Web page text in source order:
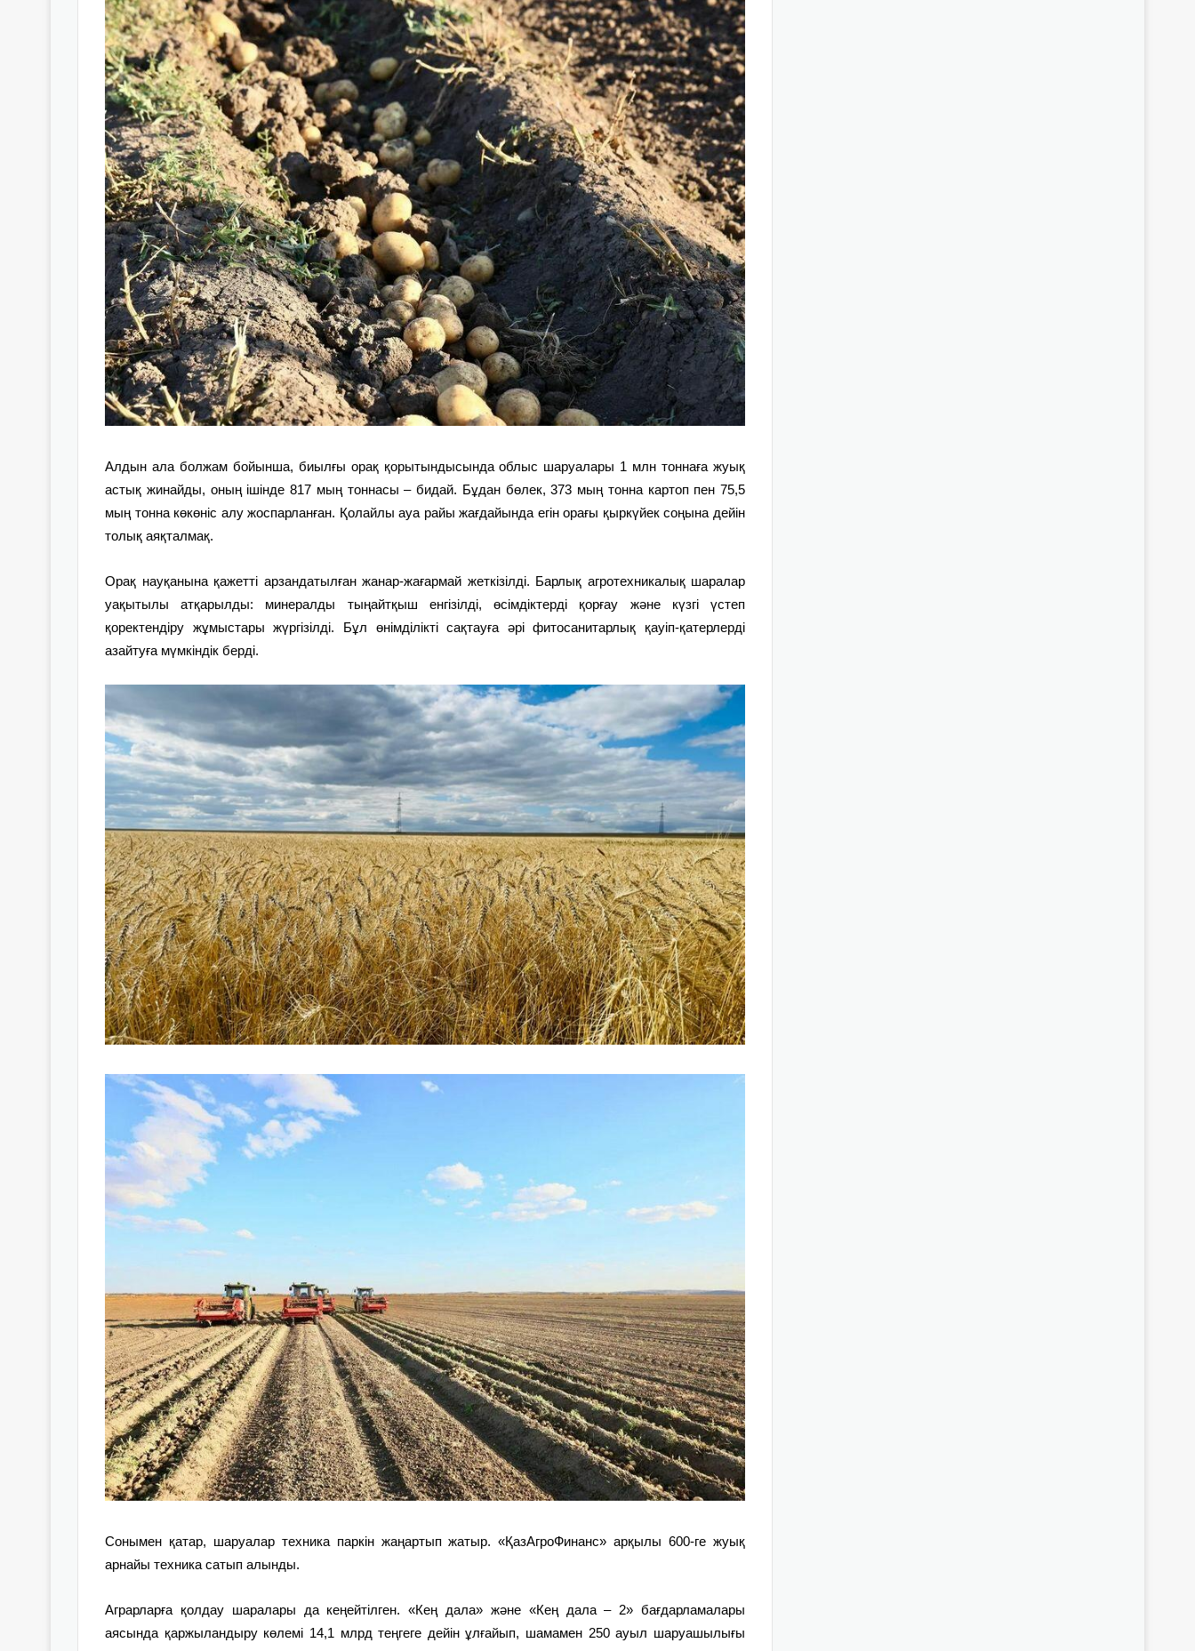
Алдын ала болжам бойынша, биылғы орақ қорытындысында облыс шаруалары 1 млн тоннаға жуық
астық жинайды, оның ішінде 817 мың тоннасы – бидай. Бұдан бөлек, 373 мың тонна картоп пен 75,5
мың тонна көкөніс алу жоспарланған. Қолайлы ауа райы жағдайында егін орағы қыркүйек соңына дейін
толық аяқталмақ.
Орақ науқанына қажетті арзандатылған жанар-жағармай жеткізілді. Барлық агротехникалық шаралар
уақытылы атқарылды: минералды тыңайтқыш енгізілді, өсімдіктерді қорғау және күзгі үстеп
қоректендіру жұмыстары жүргізілді. Бұл өнімділікті сақтауға әрі фитосанитарлық қауіп-қатерлерді
азайтуға мүмкіндік берді.
Сонымен қатар, шаруалар техника паркін жаңартып жатыр. «ҚазАгроФинанс» арқылы 600-ге жуық
арнайы техника сатып алынды.
Аграрларға қолдау шаралары да кеңейтілген. «Кең дала» және «Кең дала – 2» бағдарламалары
аясында қаржыландыру көлемі 14,1 млрд теңгеге дейін ұлғайып, шамамен 250 ауыл шаруашылығы